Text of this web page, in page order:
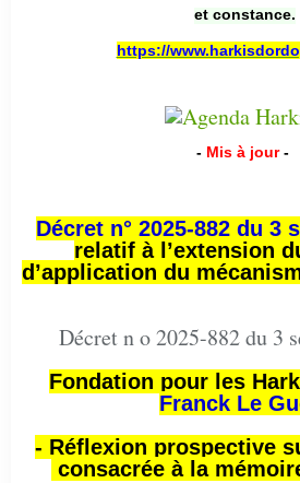
et constance.
https://
- Mis à jour -
Décret n° 2025-882 du 3
relatif à l’extension
d’application du
Décret n o 2025-882 du 3
Fondation pour les
Franck Le
- Réflexion prospective
consacrée à la